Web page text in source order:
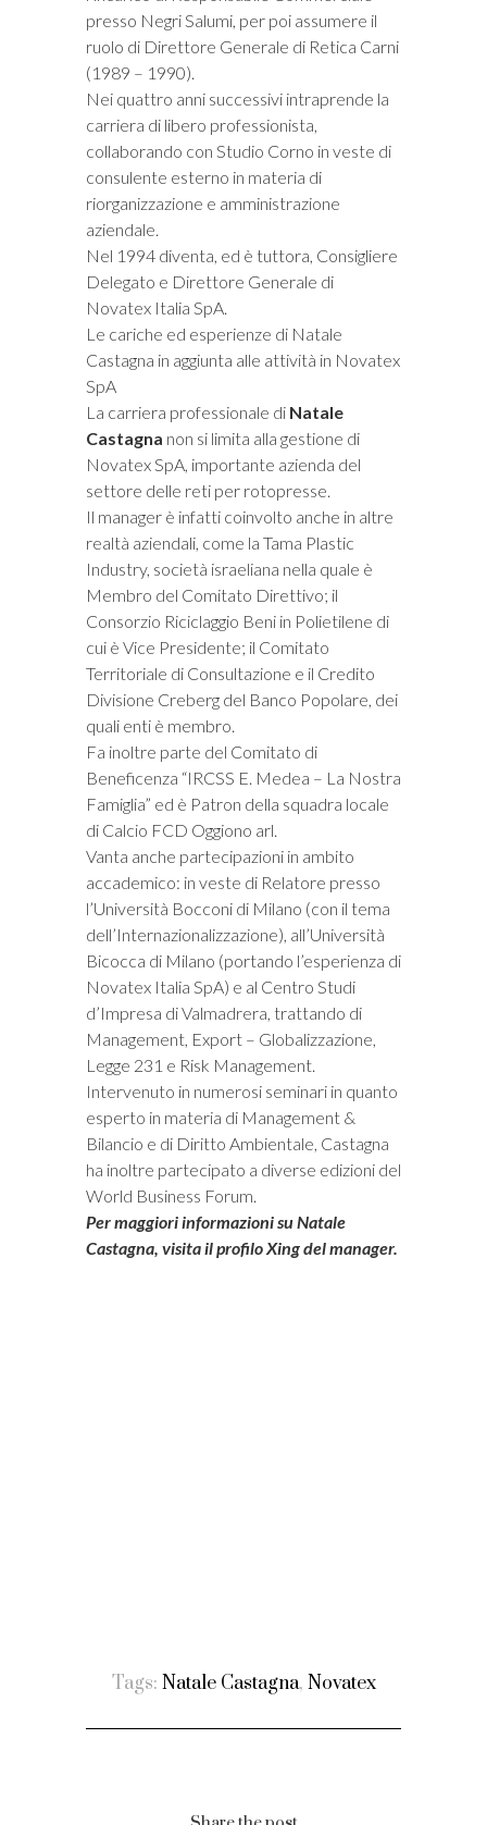
presso Negri Salumi, per poi assumere il
ruolo di Direttore Generale di Retica Carni
(1989 – 1990).
Nei quattro anni successivi intraprende la
carriera di libero professionista,
collaborando con Studio Corno in veste di
consulente esterno in materia di
riorganizzazione e amministrazione
aziendale.
Nel 1994 diventa, ed è tuttora, Consigliere
Delegato e Direttore Generale di
Novatex Italia SpA.
Le cariche ed esperienze di Natale
Castagna in aggiunta alle attività in Novatex
SpA
La carriera professionale di Natale
Castagna non si limita alla gestione di
Novatex SpA, importante azienda del
settore delle reti per rotopresse.
Il manager è infatti coinvolto anche in altre
realtà aziendali, come la Tama Plastic
Industry, società israeliana nella quale è
Membro del Comitato Direttivo; il
Consorzio Riciclaggio Beni in Polietilene di
cui è Vice Presidente; il Comitato
Territoriale di Consultazione e il Credito
Divisione Creberg del Banco Popolare, dei
quali enti è membro.
Fa inoltre parte del Comitato di
Beneficenza “IRCSS E. Medea – La Nostra
Famiglia” ed è Patron della squadra locale
di Calcio FCD Oggiono arl.
Vanta anche partecipazioni in ambito
accademico: in veste di Relatore presso
l’Università Bocconi di Milano (con il tema
dell’Internazionalizzazione), all’Università
Bicocca di Milano (portando l’esperienza di
Novatex Italia SpA) e al Centro Studi
d’Impresa di Valmadrera, trattando di
Management, Export – Globalizzazione,
Legge 231 e Risk Management.
Intervenuto in numerosi seminari in quanto
esperto in materia di Management &
Bilancio e di Diritto Ambientale, Castagna
ha inoltre partecipato a diverse edizioni del
World Business Forum.
Per maggiori informazioni su Natale
Castagna, visita il profilo Xing del manager.
Tags: Natale Castagna, Novatex